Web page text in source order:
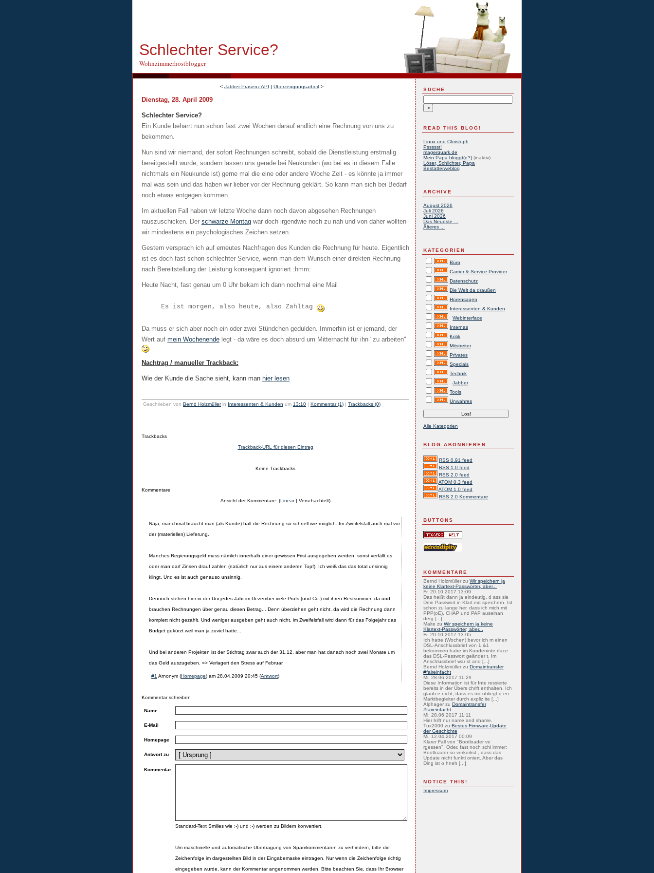
Schlechter Service?
Wohnzimmerhostblogger
< Jabber-Präsenz API | Überzeugungsarbeit >
Dienstag, 28. April 2009
Schlechter Service?
Ein Kunde beharrt nun schon fast zwei Wochen darauf endlich eine Rechnung von uns zu
bekommen.
Nun sind wir niemand, der sofort Rechnungen schreibt, sobald die Dienstleistung erstmalig
bereitgestellt wurde, sondern lassen uns gerade bei Neukunden (wo bei es in diesem Falle
nichtmals ein Neukunde ist) gerne mal die eine oder andere Woche Zeit - es könnte ja immer
mal was sein und das haben wir lieber vor der Rechnung geklärt. So kann man sich bei Bedarf
noch etwas entgegen kommen.
Im aktuellen Fall haben wir letzte Woche dann noch davon abgesehen Rechnungen
rauszuschicken. Der schwarze Montag war doch irgendwie noch zu nah und von daher wollten
wir mindestens ein psychologisches Zeichen setzen.
Gestern versprach ich auf erneutes Nachfragen des Kunden die Rechnung für heute. Eigentlich
ist es doch fast schon schlechter Service, wenn man dem Wunsch einer direkten Rechnung
nach Bereitstellung der Leistung konsequent ignoriert :hmm:
Heute Nacht, fast genau um 0 Uhr bekam ich dann nochmal eine Mail
Es ist morgen, also heute, also Zahltag
Da muss er sich aber noch ein oder zwei Stündchen gedulden. Immerhin ist er jemand, der
Wert auf mein Wochenende legt - da wäre es doch absurd um Mitternacht für ihn "zu arbeiten"
Nachtrag / manueller Trackback:
Wie der Kunde die Sache sieht, kann man hier lesen
Geschrieben von Bernd Holzmüllerin Interessenten & Kunden um 13:10 | Kommentar (1) | Trackbacks (0)
Trackbacks
Trackback-URL für diesen Eintrag
Keine Trackbacks
Kommentare
Ansicht der Kommentare: (Linear| Verschachtelt)
Naja, manchmal braucht man (als Kunde) halt die Rechnung so schnell wie möglich. Im Zweifelsfall auch mal vor
der (materiellen) Lieferung.
Manches Regierungsgeld muss nämlich innerhalb einer gewissen Frist ausgegeben werden, sonst verfällt es
oder man darf Zinsen drauf zahlen (natürlich nur aus einem anderen Topf). Ich weiß das das total unsinnig
klingt. Und es ist auch genauso unsinnig.
Dennoch stehen hier in der Uni jedes Jahr im Dezember viele Profs (und Co.) mit ihren Restsummen da und
brauchen Rechnungen über genau diesen Betrag... Denn überziehen geht nicht, da wird die Rechnung dann
komplett nicht gezahlt. Und weniger ausgeben geht auch nicht, im Zweifelsfall wird dann für das Folgejahr das
Budget gekürzt weil man ja zuviel hatte...
Und bei anderen Projekten ist der Stichtag zwar auch der 31.12. aber man hat danach noch zwei Monate um
das Geld auszugeben. => Verlagert den Stress auf Februar.
#1 Arnonym (Homepage) am 28.04.2009 20:45 (Antwort)
Kommentar schreiben
Name
E-Mail
Homepage
Antwort zu
Kommentar
Standard-Text Smilies wie :-) und ;-) werden zu Bildern konvertiert.
Um maschinelle und automatische Übertragung von Spamkommentaren zu verhindern, bitte die
Zeichenfolge im dargestellten Bild in der Eingabemaske eintragen. Nur wenn die Zeichenfolge richtig
eingegeben wurde, kann der Kommentar angenommen werden. Bitte beachten Sie, dass Ihr Browser
SUCHE
READ THIS BLOG!
Linux und Christoph
Pssssst!
magerquark.de
Mein Papa bloggt(e?) (inaktiv)
Löser, Schlichter, Papa
Bestatterweblog
ARCHIVE
August 2026
Juli 2026
Juni 2026
Das Neueste ...
Älteres ...
KATEGORIEN
Büro
Carrier & Service Provider
Datenschutz
Die Welt da draußen
Hörensagen
Interessenten & Kunden
Webinterface
Internas
Kritik
Mitstreiter
Privates
Specials
Technik
Jabber
Tools
Unwahres
Alle Kategorien
BLOG ABONNIEREN
RSS 0.91 feed
RSS 1.0 feed
RSS 2.0 feed
ATOM 0.3 feed
ATOM 1.0 feed
RSS 2.0 Kommentare
BUTTONS
KOMMENTARE
Bernd Holzmüller zu Wir speichern ja
keine Klartext-Passwörter, aber...
Fr, 20.10.2017 13:09
Das heißt dann ja eindeutig, d ass sie
Dein Passwort in Klart ext speichern. Ist
schon zu lange her, dass ich mich mit
PPP(oE), CHAP und PAP auseinan
derg [...]
Malte zu Wir speichern ja keine
Klartext-Passwörter, aber...
Fr, 20.10.2017 13:05
Ich hatte (Wochen) bevor ich m einen
DSL-Anschlussbrief von 1 &1
bekommen habe im Kundeninte rface
das DSL-Passwort geänder t. Im
Anschlussbrief war st and [...]
Bernd Holzmüller zu Domaintransfer
#faireinfacht
Mi, 28.06.2017 11:29
Diese Information ist für Inte ressierte
bereits in der Übers chrift enthalten. Ich
glaub e nicht, dass es mir obliegt d en
Marktbegleiter durch expliz ite [...]
Alphager zu Domaintransfer
#faireinfacht
Mi, 28.06.2017 11:11
Hier hilft nur name and shame.
Tux2000 zu Bestes Firmware-Update
der Geschichte
Mi, 12.04.2017 00:09
Klarer Fall von "Bootloader ve
rgessen". Oder, fast noch schl immer:
Bootloader so verkorkst , dass das
Update nicht funkti oniert. Aber das
Ding ist o hneh [...]
NOTICE THIS!
Impressum